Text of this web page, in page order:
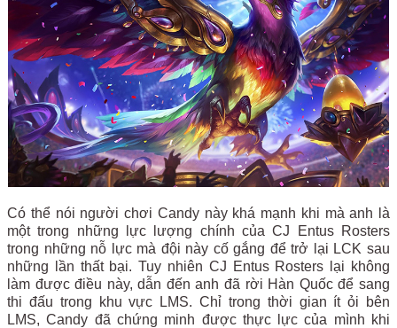
Có thể nói người chơi Candy này khá mạnh khi mà anh là
một trong những lực lượng chính của CJ Entus Rosters
trong những nỗ lực mà đội này cố gắng để trở lại LCK sau
những lần thất bại. Tuy nhiên CJ Entus Rosters lại không
làm được điều này, dẫn đến anh đã rời Hàn Quốc để sang
thi đấu trong khu vực LMS. Chỉ trong thời gian ít ỏi bên
LMS, Candy đã chứng minh được thực lực của mình khi